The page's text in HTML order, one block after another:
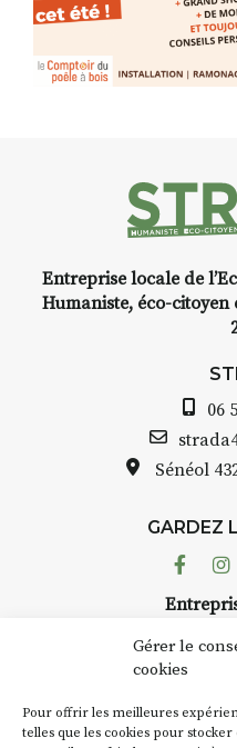
Gérer le
cookies
Pour offrir les meilleures
telles que les cookies pour
solaire. Objectif : […]
Entreprise locale de
Humaniste, éco-
06
Sénéol
GARDEZ
Suivez